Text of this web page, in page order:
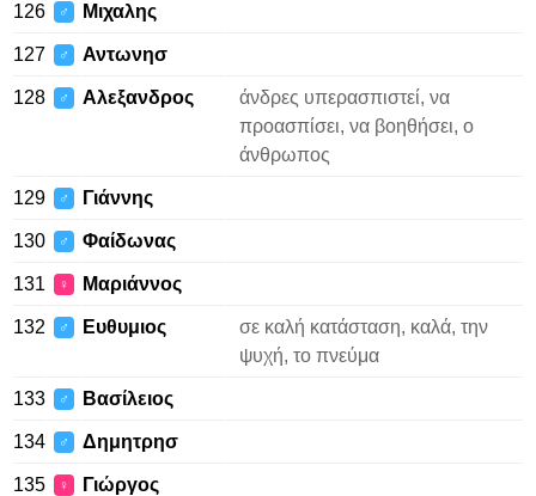
126 ♂ Μιχαλης
127 ♂ Αντωνησ
128 ♂ Αλεξανδρος
άνδρες υπερασπιστεί, να
προασπίσει, να βοηθήσει, ο
άνθρωπος
129 ♂ Γιάννης
130 ♂ Φαίδωνας
131 ♀ Μαριάννος
132 ♂ Ευθυμιος
σε καλή κατάσταση, καλά, την
ψυχή, το πνεύμα
133 ♂ Βασίλειος
134 ♂ Δημητρησ
135 ♀ Γιώργος